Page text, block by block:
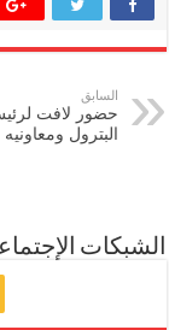
السابق
حضور لافت
البترول
الشبكات